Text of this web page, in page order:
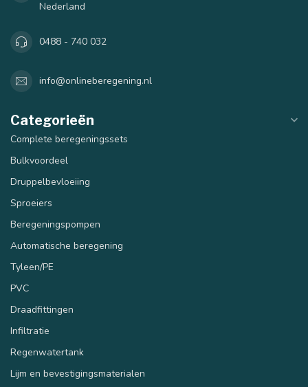
40 mm
Nederland
0488 - 740 032
info@onlineberegening.nl
Categorieën
Complete beregeningssets
Bulkvoordeel
Druppelbevloeiing
Sproeiers
Beregeningspompen
Automatische beregening
Tyleen/PE
PVC
Draadfittingen
Infiltratie
Regenwatertank
Lijm en bevestigingsmaterialen